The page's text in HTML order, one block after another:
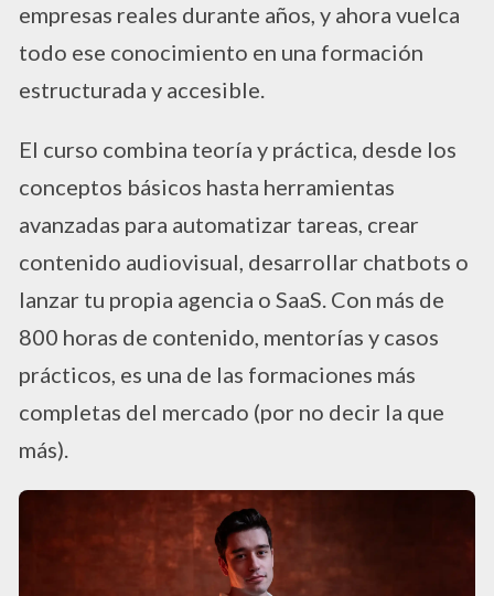
empresas reales durante años, y ahora vuelca
todo ese conocimiento en una formación
estructurada y accesible.
El curso combina teoría y práctica, desde los
conceptos básicos hasta herramientas
avanzadas para automatizar tareas, crear
contenido audiovisual, desarrollar chatbots o
lanzar tu propia agencia o SaaS. Con más de
800 horas de contenido, mentorías y casos
prácticos, es una de las formaciones más
completas del mercado (por no decir la que
más).